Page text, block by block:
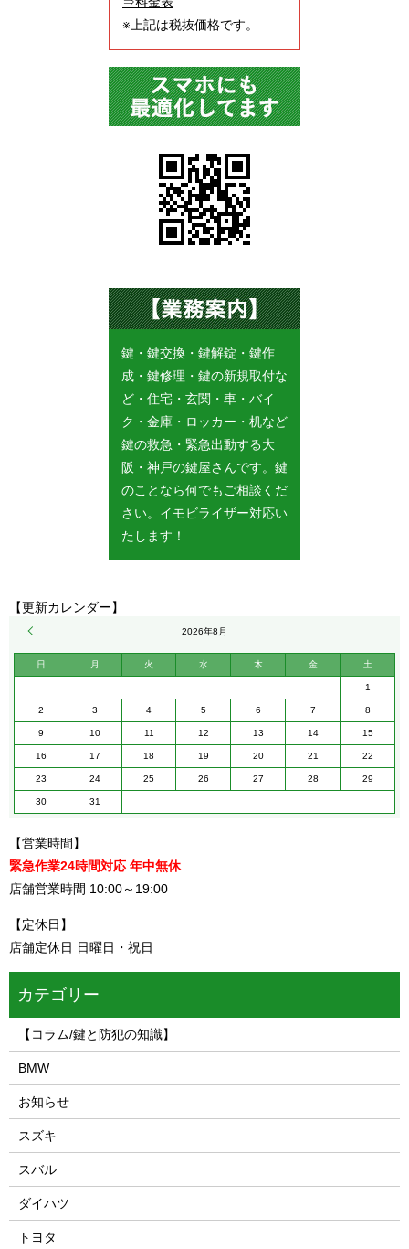
※上記は税抜価格です。
鍵・鍵交換・鍵解錠・鍵作
成・鍵修理・鍵の新規取付な
ど・住宅・玄関・車・バイ
ク・金庫・ロッカー・机など
鍵の救急・緊急出動する大
阪・神戸の鍵屋さんです。鍵
のことなら何でもご相談くだ
さい。イモビライザー対応い
たします！
【更新カレンダー】
2026年8月
日 月 火 水 木 金 土
1
2 3 4 5 6 7 8
9 10 11 12 13 14 15
16 17 18 19 20 21 22
23 24 25 26 27 28 29
30 31
【営業時間】
緊急作業24時間対応 年中無休
店舗営業時間 10:00～19:00
【定休日】
店舗定休日 日曜日・祝日
カテゴリー
【コラム/鍵と防犯の知識】
BMW
お知らせ
スズキ
スバル
ダイハツ
トヨタ